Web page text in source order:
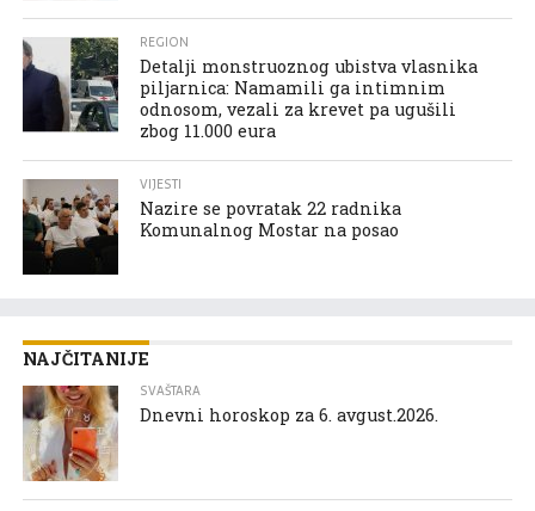
REGION
Detalji monstruoznog ubistva vlasnika
piljarnica: Namamili ga intimnim
odnosom, vezali za krevet pa ugušili
zbog 11.000 eura
VIJESTI
Nazire se povratak 22 radnika
Komunalnog Mostar na posao
NAJČITANIJE
SVAŠTARA
Dnevni horoskop za 6. avgust.2026.